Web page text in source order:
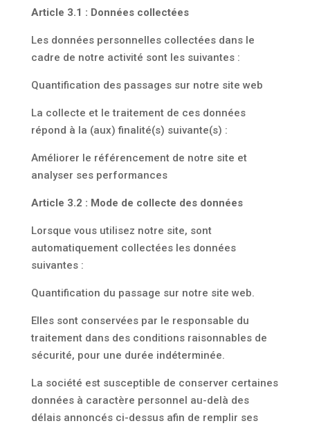
Article 3.1 : Données collectées
Les données personnelles collectées dans le
cadre de notre activité sont les suivantes :
Quantification des passages sur notre site web
La collecte et le traitement de ces données
répond à la (aux) finalité(s) suivante(s) :
Améliorer le référencement de notre site et
analyser ses performances
Article 3.2 : Mode de collecte des données
Lorsque vous utilisez notre site, sont
automatiquement collectées les données
suivantes :
Quantification du passage sur notre site web.
Elles sont conservées par le responsable du
traitement dans des conditions raisonnables de
sécurité, pour une durée indéterminée.
La société est susceptible de conserver certaines
données à caractère personnel au-delà des
délais annoncés ci-dessus afin de remplir ses